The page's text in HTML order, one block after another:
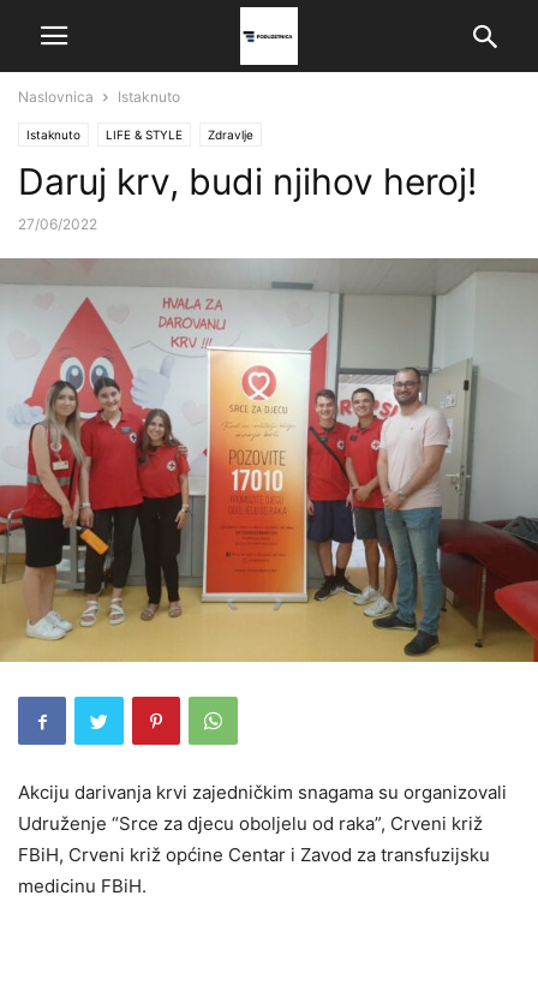
Naslovnica Istaknuto
Istaknuto LIFE & STYLE Zdravlje
Daruj krv, budi njihov heroj!
27/06/2022
Akciju darivanja krvi zajedničkim snagama su organizovali
Udruženje “Srce za djecu oboljelu od raka”, Crveni križ
FBiH, Crveni križ općine Centar i Zavod za transfuzijsku
medicinu FBiH.